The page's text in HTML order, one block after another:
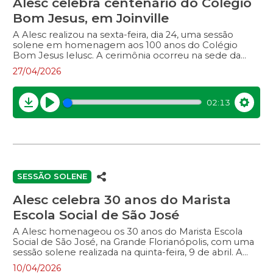
Bom Jesus, em Joinville
A Alesc realizou na sexta-feira, dia 24, uma sessão
solene em homenagem aos 100 anos do Colégio
Bom Jesus Ielusc. A cerimônia ocorreu na sede da
instituição, em Joinville. Em toda sua história, mais de
30 mil alunos passaram pelo estabelecimento de
educação, que iniciou com o nome de escola de
datilografia Remington Official. Ao longo das décadas,
a instituição expandiu sua atuação até se tornar um
complexo educacional que vai do berçário ao ensino
27/04/2026
Download
Play
02:13
SESSÃO SOLENE
Alesc celebra 30 anos do Marista
Escola Social de São José
A Alesc homenageou os 30 anos do Marista Escola
Social de São José, na Grande Florianópolis, com uma
sessão solene realizada na quinta-feira, 9 de abril. A
cerimônia reconheceu a trajetória da instituição na
10/04/2026